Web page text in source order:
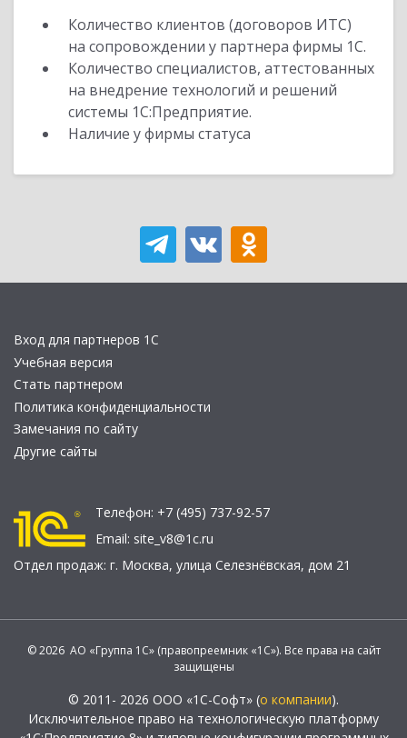
Количество клиентов (договоров ИТС)
на сопровождении у партнера фирмы 1С.
Количество специалистов, аттестованных
на внедрение технологий и решений
системы 1С:Предприятие.
Наличие у фирмы статуса
Вход для партнеров 1С
Учебная версия
Стать партнером
Политика конфиденциальности
Замечания по сайту
Другие сайты
Телефон: +7 (495) 737-92-57
Email: site_v8@1c.ru
Отдел продаж: г. Москва, улица Селезнёвская, дом 21
© 2026 АО «Группа 1С» (правопреемник «1С»). Все права на сайт
защищены
© 2011- 2026 ООО «1С-Софт» (о компании).
Исключительное право на технологическую платформу